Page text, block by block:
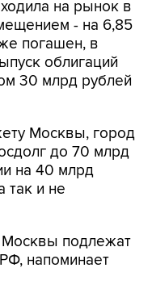
погашен, в
облигаций
30 млрд рублей
Москвы, город
на 40 млрд
так и не
подлежат
выпусков